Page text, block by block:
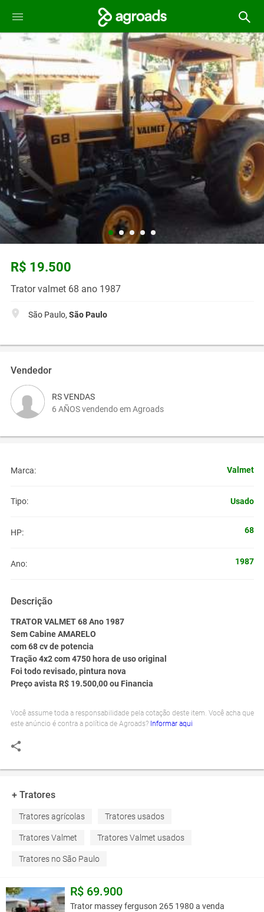
R$ 19.500
Trator valmet 68 ano 1987
São Paulo, São Paulo
Vendedor
RS VENDAS
6 AÑOS vendendo em Agroads
Marca: Valmet
Tipo: Usado
HP: 68
Ano: 1987
Descrição
TRATOR VALMET 68 Ano 1987
Sem Cabine AMARELO
com 68 cv de potencia
Tração 4x2 com 4750 hora de uso original
Foi todo revisado, pintura nova
Preço avista R$ 19.500,00 ou Financia
Você assume toda a responsabilidade pela cotação deste item. Você acha que
este anúncio é contra a política de Agroads? Informar aqui
+ Tratores
Tratores agrícolas Tratores usados
Tratores Valmet Tratores Valmet usados
Tratores no São Paulo
R$ 69.900
Trator massey ferguson 265 1980 a venda